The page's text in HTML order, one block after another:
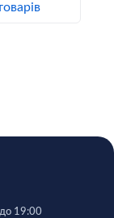
19:00